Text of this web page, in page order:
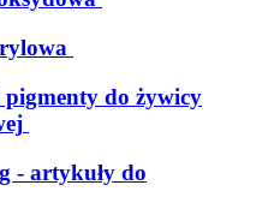
do żywicy
- artykuły do